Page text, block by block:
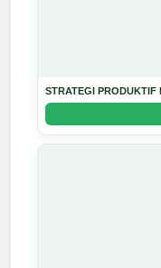
STRATEGI